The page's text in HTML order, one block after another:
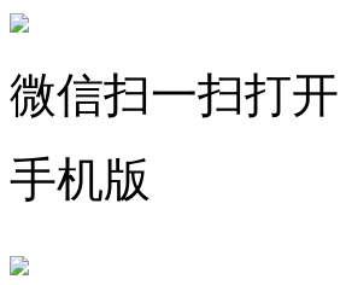
微信扫一扫打开
手机版